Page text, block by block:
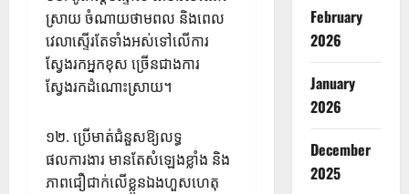
ស្រាយ ចំណាយថាមពល និងពេល
វេលាស្ទើរតែទាំងអស់ទៅលើការ
ស្វែងរកអ្នកខុស ច្រើនជាងការ
ស្វែងរកដំណោះស្រាយ។
១២. ប្រើមាត់ជំនួសឱ្យលទ្ធ
ផលការងារ មានតែសំឡេងខ្លាំង និង
ភាពជឿជាក់លើខ្លួនឯងហួសហេតុ
February
2026
January
2026
December
2025